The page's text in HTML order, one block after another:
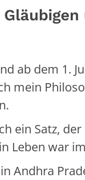
ab dem 1.
mein
ein Satz,
Leben war
Andhra